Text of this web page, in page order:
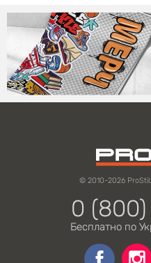
© 2010-2026
0
Бесплатно по